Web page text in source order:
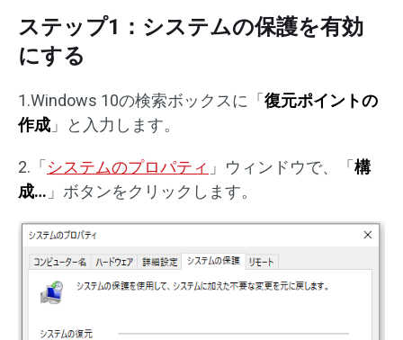
ステップ1：システムの保護を有効
にする
1.Windows 10の検索ボックスに「 復元ポイントの
作成 」と入力します。
2.「 システムのプロパティ 」ウィンドウで、「 構
成… 」ボタンをクリックします。